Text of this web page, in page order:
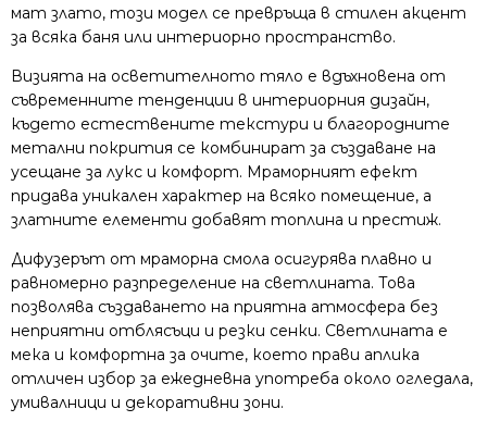
мат злато, този модел се превръща в стилен акцент
за всяка баня или интериорно пространство.
Визията на осветителното тяло е вдъхновена от
съвременните тенденции в интериорния дизайн,
където естествените текстури и благородните
метални покрития се комбинират за създаване на
усещане за лукс и комфорт. Мраморният ефект
придава уникален характер на всяко помещение, а
златните елементи добавят топлина и престиж.
Дифузерът от мраморна смола осигурява плавно и
равномерно разпределение на светлината. Това
позволява създаването на приятна атмосфера без
неприятни отблясъци и резки сенки. Светлината е
мека и комфортна за очите, което прави аплика
отличен избор за ежедневна употреба около огледала,
умивалници и декоративни зони.